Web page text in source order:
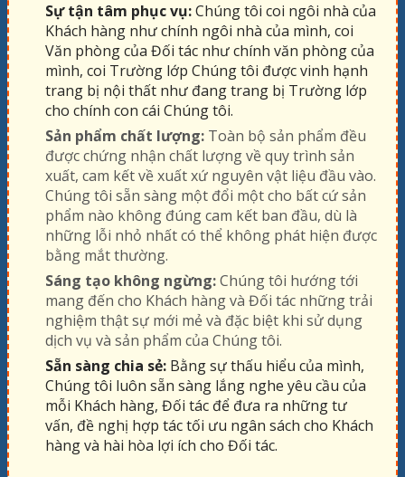
Sự tận tâm phục vụ:Chúng tôi coi ngôi nhà của
Khách hàng như chính ngôi nhà của mình, coi
Văn phòng của Đối tác như chính văn phòng của
mình, coi Trường lớp Chúng tôi được vinh hạnh
trang bị nội thất như đang trang bị Trường lớp
cho chính con cái Chúng tôi.
Sản phẩm chất lượng: Toàn bộ sản phẩm đều
được chứng nhận chất lượng về quy trình sản
xuất, cam kết về xuất xứ nguyên vật liệu đầu vào.
Chúng tôi sẵn sàng một đổi một cho bất cứ sản
phẩm nào không đúng cam kết ban đầu, dù là
những lỗi nhỏ nhất có thể không phát hiện được
bằng mắt thường.
Sáng tạo không ngừng:Chúng tôi hướng tới
mang đến cho Khách hàng và Đối tác những trải
nghiệm thật sự mới mẻ và đặc biệt khi sử dụng
dịch vụ và sản phẩm của Chúng tôi.
Sẵn sàng chia sẻ: Bằng sự thấu hiểu của mình,
Chúng tôi luôn sẵn sàng lắng nghe yêu cầu của
mỗi Khách hàng, Đối tác để đưa ra những tư
vấn, đề nghị hợp tác tối ưu ngân sách cho Khách
hàng và hài hòa lợi ích cho Đối tác.